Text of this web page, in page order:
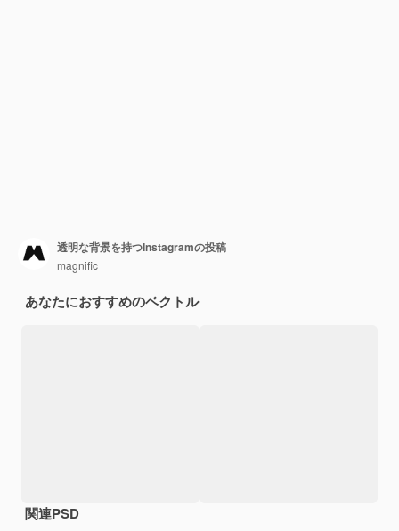
透明な背景を持つInstagramの投稿
magnific
あなたにおすすめのベクトル
関連PSD